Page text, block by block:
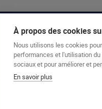
Le groupe Afec
2-A
GROUPE AFEC
Formations
À propos des cookies
Nous utilisons les cookies
performances et l'utilisation
sociaux et pour améliorer et
En savoir plus